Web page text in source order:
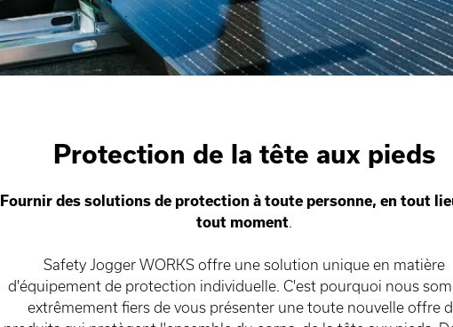
Protection de la tête aux pieds
Fournir des solutions de protection à toute personne, en tout
tout moment
Safety Jogger WORKS offre une solution unique en matière
d'équipement de protection individuelle. C'est pourquoi nous
extrêmement fiers de vous présenter une toute nouvelle offre